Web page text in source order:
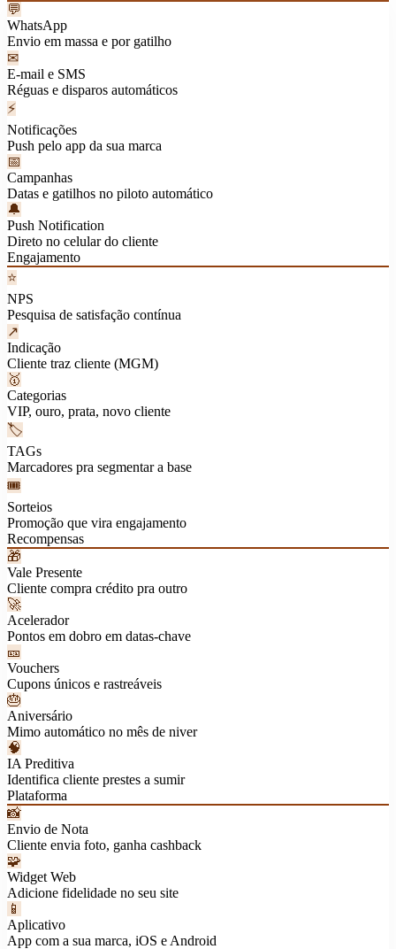
💬
WhatsApp
Envio em massa e por gatilho
✉
E-mail e SMS
Réguas e disparos automáticos
⚡
Notificações
Push pelo app da sua marca
📅
Campanhas
Datas e gatilhos no piloto automático
🔔
Push Notification
Direto no celular do cliente
Engajamento
⭐
NPS
Pesquisa de satisfação contínua
↗
Indicação
Cliente traz cliente (MGM)
🥇
Categorias
VIP, ouro, prata, novo cliente
🏷
TAGs
Marcadores pra segmentar a base
🎟
Sorteios
Promoção que vira engajamento
Recompensas
🎁
Vale Presente
Cliente compra crédito pra outro
🚀
Acelerador
Pontos em dobro em datas-chave
🎫
Vouchers
Cupons únicos e rastreáveis
🎂
Aniversário
Mimo automático no mês de niver
🧠
IA Preditiva
Identifica cliente prestes a sumir
Plataforma
📸
Envio de Nota
Cliente envia foto, ganha cashback
🧩
Widget Web
Adicione fidelidade no seu site
📱
Aplicativo
App com a sua marca, iOS e Android